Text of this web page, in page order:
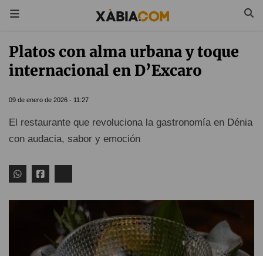
Platos con alma urbana y toque
internacional en D’Excaro
09 de enero de 2026 - 11:27
El restaurante que revoluciona la gastronomía en Dénia
con audacia, sabor y emoción